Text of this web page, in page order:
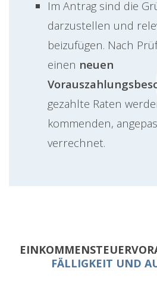
Im Antrag sind die
darzustellen und
beizufügen. Nach
einen neuen
gezahlte Raten
kommenden,
verrechnet.
FÄLLIGKEIT UND